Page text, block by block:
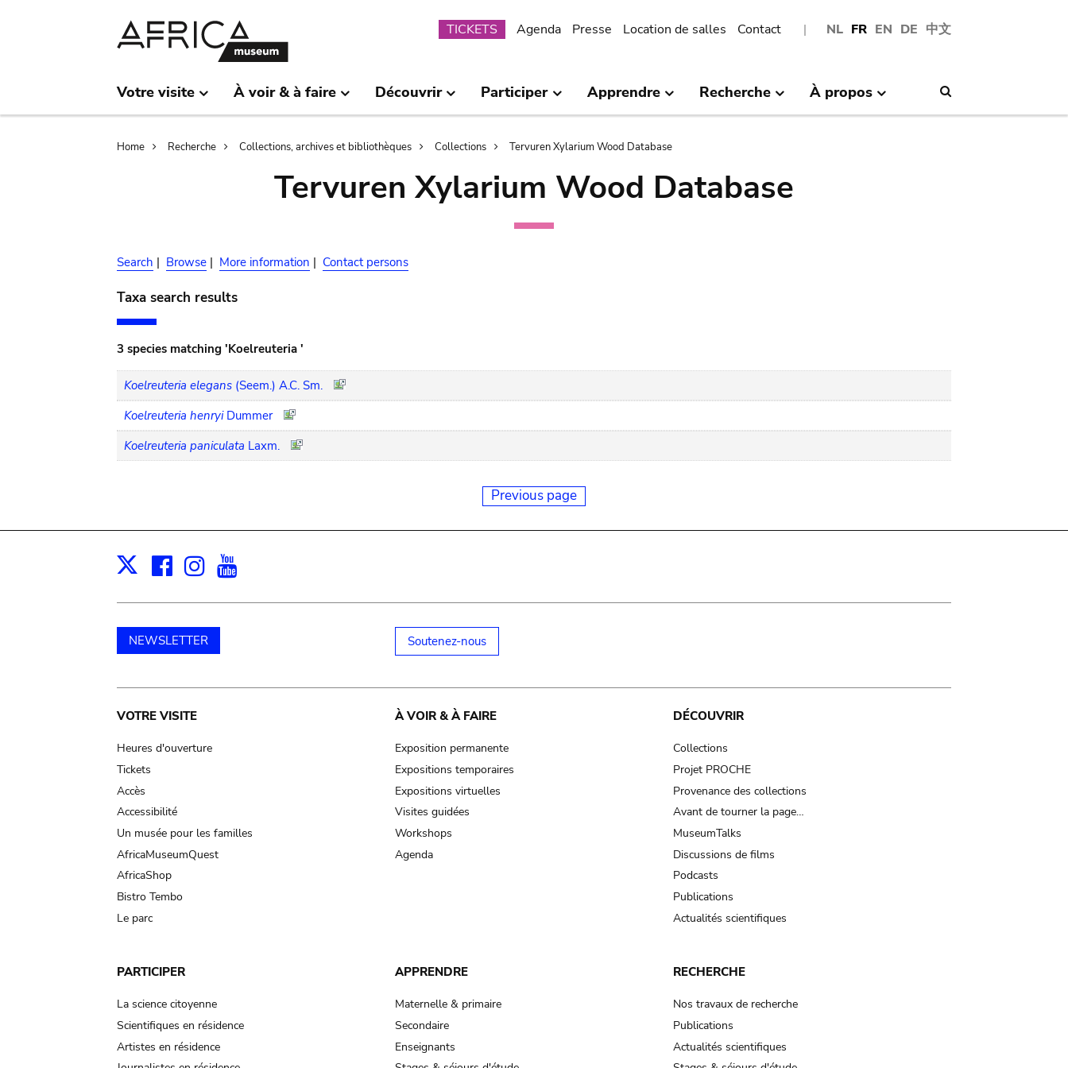
NL FR EN DE 中文
Submenu
TICKETS Agenda Presse Location de salles Contact
Votre visite À voir & à faire Découvrir Participer Apprendre Recherche À propos
Breadcrumb
Home Recherche Collections, archives et bibliothèques Collections Tervuren Xylarium Wood Database
Tervuren Xylarium Wood Database
Search | Browse | More information | Contact persons
Taxa search results
3 species matching 'Koelreuteria '
Koelreuteria elegans (Seem.) A.C. Sm.
Koelreuteria henryi Dummer
Koelreuteria paniculata Laxm.
Previous page
X Facebook
Instagram
NEWSLETTER Soutenez-nous
Main
navigation
VOTRE VISITE
Heures d'ouverture
Tickets
Accès
Accessibilité
Un musée pour les familles
AfricaMuseumQuest
AfricaShop
Bistro Tembo
Le parc
À VOIR & À FAIRE
Exposition permanente
Expositions temporaires
Expositions virtuelles
Visites guidées
Workshops
Agenda
DÉCOUVRIR
Collections
Projet PROCHE
Provenance des collections
Avant de tourner la page…
MuseumTalks
Discussions de films
Podcasts
Publications
Actualités scientifiques
PARTICIPER
La science citoyenne
Scientifiques en résidence
Artistes en résidence
APPRENDRE
Maternelle & primaire
Secondaire
Enseignants
RECHERCHE
Nos travaux de recherche
Publications
Actualités scientifiques